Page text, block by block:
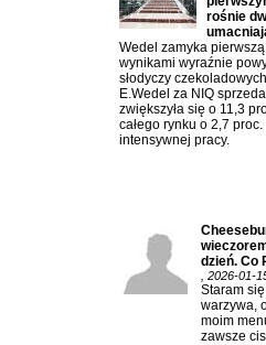
rośnie
Wedel zamyka
wynikami wyraźnie
słodyczy
E.Wedel za NIQ
zwiększyła się o 11,3
całego rynku o 2,7
intensywnej pracy.
dzień. Co
, 2026-01-
Staram
warzywa,
moim
zawsze